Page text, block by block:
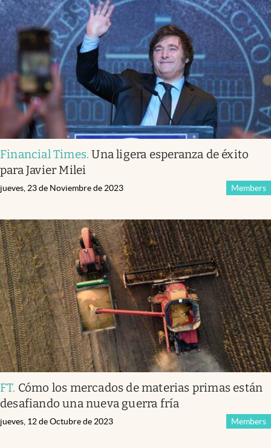
Financial Times.Una ligera esperanza de éxito
para Javier Milei
Members
jueves, 23 de Noviembre de 2023
FT. Cómo los mercados de materias primas están
desafiando una nueva guerra fría
Members
jueves, 12 de Octubre de 2023